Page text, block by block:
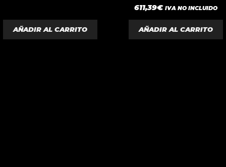
AÑADIR AL CARRITO
0
d
e
5
611,39€ IVA NO INCLUIDO
AÑADIR AL CARRITO